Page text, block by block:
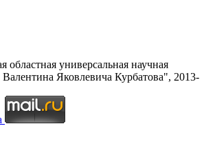
универсальная научная
Яковлевича Курбатова", 2013-